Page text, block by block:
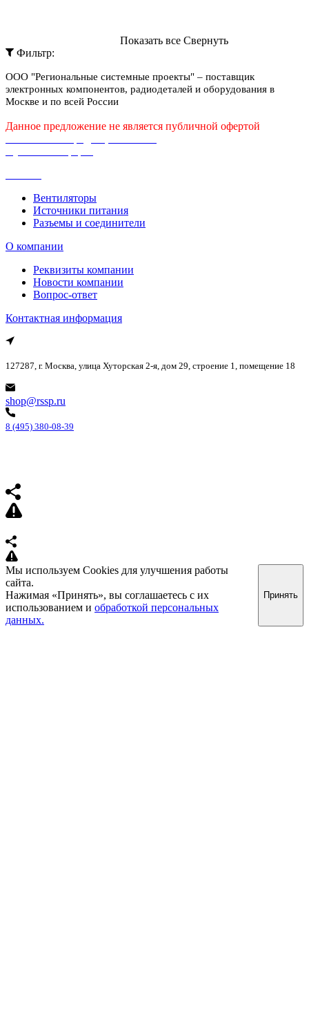
Показать все Свернуть
Фильтр:
ООО "Региональные системные проекты" – поставщик
электронных компонентов, радиодеталей и оборудования в
Москве и по всей России
Данное предложение не является публичной офертой
Вентиляторы
Источники питания
Разъемы и соединители
О компании
Реквизиты компании
Новости компании
Вопрос-ответ
Контактная информация
127287, г. Москва, улица Хуторская 2-я, дом 29, строение 1, помещение 18
shop@rssp.ru
8 (495) 380-08-39
Мы используем Cookies для улучшения работы
сайта.
Нажимая «Принять», вы соглашаетесь с их
использованием и обработкой персональных
данных.
Принять